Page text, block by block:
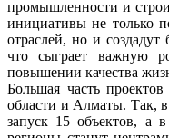
промышленности и
инициативы не только
отраслей, но и
что сыграет важную
повышении качества
Большая часть проектов
области и Алматы. Так, в
запуск 15 объектов, а